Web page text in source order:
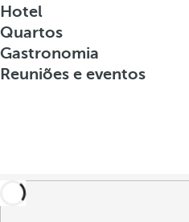
Hotel
Quartos
Gastronomia
Reuniões e eventos